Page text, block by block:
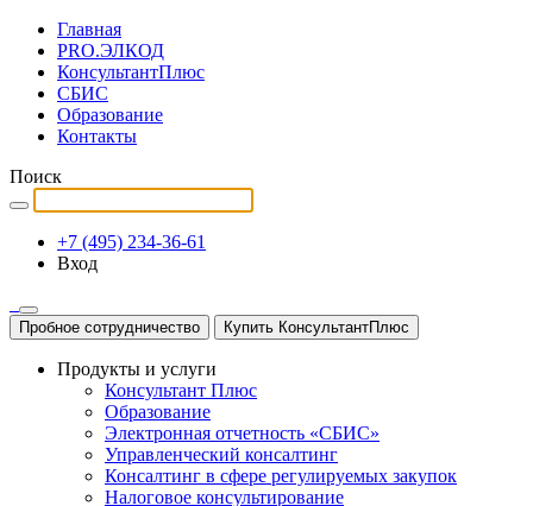
Главная
PRO.ЭЛКОД
КонсультантПлюс
СБИС
Образование
Контакты
Поиск
+7 (495) 234-36-61
Вход
Пробное сотрудничество Купить КонсультантПлюс
Продукты и услуги
Консультант Плюс
Образование
Электронная отчетность «СБИС»
Управленческий консалтинг
Консалтинг в сфере регулируемых закупок
Налоговое консультирование